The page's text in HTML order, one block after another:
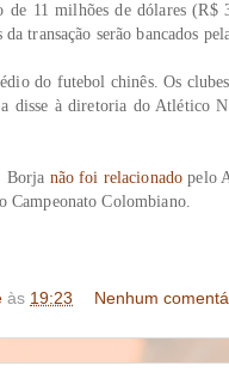
11 milhões de dólares
transação serão bancados
do futebol chinês. Os
disse à diretoria do Atlético
Borja não foi relacionado pelo
Campeonato Colombiano.
às 19:23 Nenhum